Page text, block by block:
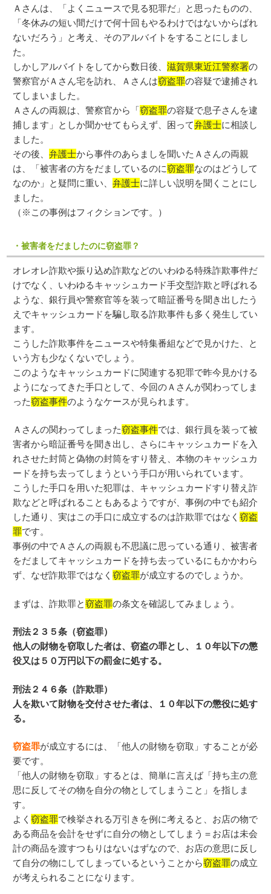
Ａさんは、「よくニュースで見る犯罪だ」と思ったものの、
「冬休みの短い間だけで何十回もやるわけではないからばれ
ないだろう」と考え、そのアルバイトをすることにしまし
た。
しかしアルバイトをしてから数日後、滋賀県東近江警察署の
警察官がＡさん宅を訪れ、Ａさんは窃盗罪の容疑で逮捕され
てしまいました。
Ａさんの両親は、警察官から「窃盗罪の容疑で息子さんを逮
捕します」としか聞かせてもらえず、困って弁護士に相談し
ました。
その後、弁護士から事件のあらましを聞いたＡさんの両親
は、「被害者の方をだましているのに窃盗罪なのはどうして
なのか」と疑問に重い、弁護士に詳しい説明を聞くことにし
ました。
（※この事例はフィクションです。）
・被害者をだましたのに窃盗罪？
オレオレ詐欺や振り込め詐欺などのいわゆる特殊詐欺事件だ
けでなく、いわゆるキャッシュカード手交型詐欺と呼ばれる
ような、銀行員や警察官等を装って暗証番号を聞き出したう
えでキャッシュカードを騙し取る詐欺事件も多く発生してい
ます。
こうした詐欺事件をニュースや特集番組などで見かけた、と
いう方も少なくないでしょう。
このようなキャッシュカードに関連する犯罪で昨今見かける
ようになってきた手口として、今回のＡさんが関わってしま
った窃盗事件のようなケースが見られます。
Ａさんの関わってしまった窃盗事件では、銀行員を装って被
害者から暗証番号を聞き出し、さらにキャッシュカードを入
れさせた封筒と偽物の封筒をすり替え、本物のキャッシュカ
ードを持ち去ってしまうという手口が用いられています。
こうした手口を用いた犯罪は、キャッシュカードすり替え詐
欺などと呼ばれることもあるようですが、事例の中でも紹介
した通り、実はこの手口に成立するのは詐欺罪ではなく窃盗
罪です。
事例の中でＡさんの両親も不思議に思っている通り、被害者
をだましてキャッシュカードを持ち去っているにもかかわら
ず、なぜ詐欺罪ではなく窃盗罪が成立するのでしょうか。
まずは、詐欺罪と窃盗罪の条文を確認してみましょう。
刑法２３５条（窃盗罪）
他人の財物を窃取した者は、窃盗の罪とし、１０年以下の懲
役又は５０万円以下の罰金に処する。
刑法２４６条（詐欺罪）
人を欺いて財物を交付させた者は、１０年以下の懲役に処す
る。
窃盗罪が成立するには、「他人の財物を窃取」することが必
要です。
「他人の財物を窃取」するとは、簡単に言えば「持ち主の意
思に反してその物を自分の物としてしまうこと」を指しま
す。
よく窃盗罪で検挙される万引きを例に考えると、お店の物で
ある商品を会計をせずに自分の物としてしまう＝お店は未会
計の商品を渡すつもりはないはずなので、お店の意思に反し
て自分の物にしてしまっているということから窃盗罪の成立
が考えられることになります。